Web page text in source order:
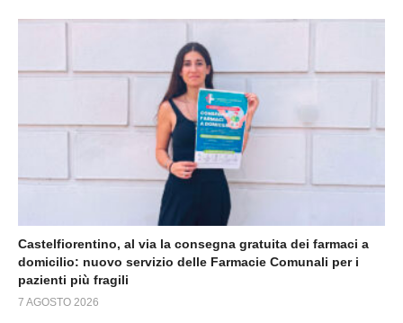
Castelfiorentino, al via la consegna gratuita dei farmaci a
domicilio: nuovo servizio delle Farmacie Comunali per i
pazienti più fragili
7 AGOSTO 2026